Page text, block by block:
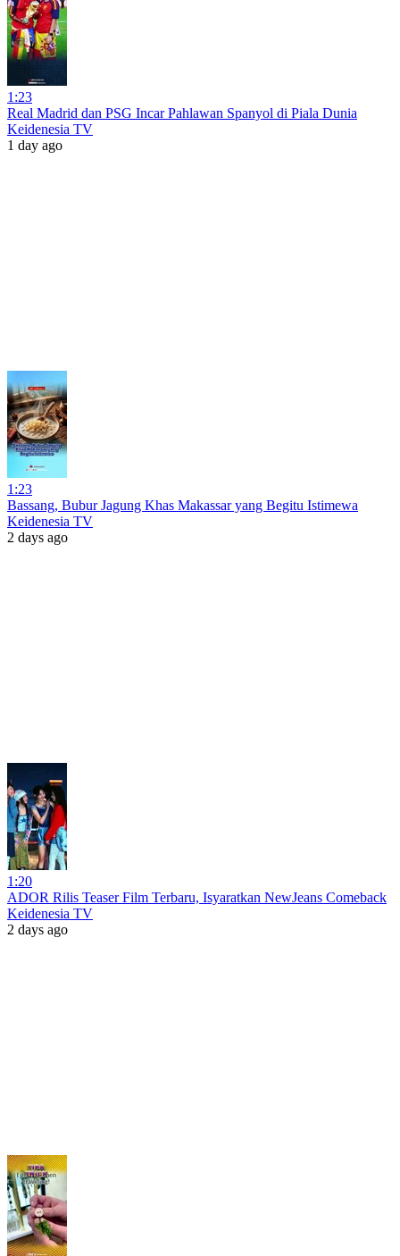
1:23
Real Madrid dan PSG Incar Pahlawan Spanyol di Piala Dunia
Keidenesia TV
1 day ago
1:23
Bassang, Bubur Jagung Khas Makassar yang Begitu Istimewa
Keidenesia TV
2 days ago
1:20
ADOR Rilis Teaser Film Terbaru, Isyaratkan NewJeans Comeback
Keidenesia TV
2 days ago